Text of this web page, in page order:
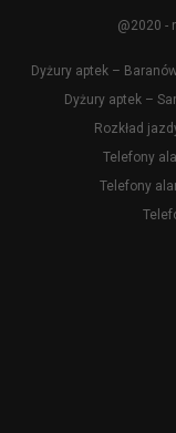
@2020 -
Dyżury aptek –
Dyżury aptek –
Rozkład
Telefony
Telefony